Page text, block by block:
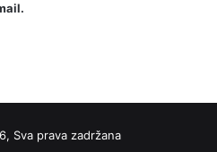
Sva prava zadržana